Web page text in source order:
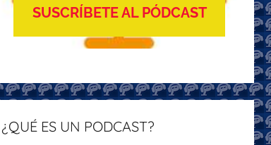
SUSCRÍBETE AL PÓDCAST
¿QUÉ ES UN PODCAST?